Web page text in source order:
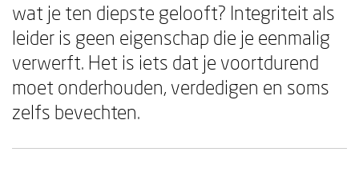
wat je ten diepste gelooft? Integriteit als
leider is geen eigenschap die je eenmalig
verwerft. Het is iets dat je voortdurend
moet onderhouden, verdedigen en soms
zelfs bevechten.